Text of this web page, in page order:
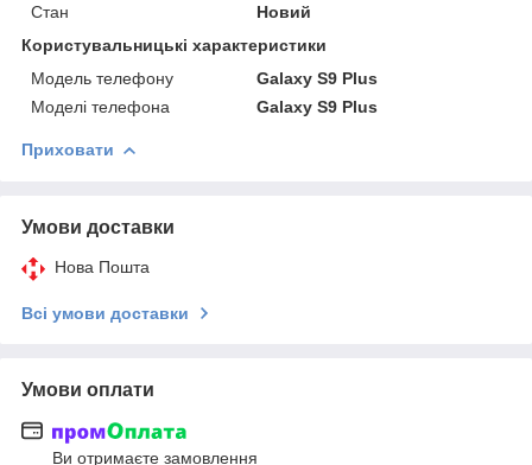
Стан
Новий
Користувальницькі характеристики
Модель телефону
Galaxy S9 Plus
Моделі телефона
Galaxy S9 Plus
Приховати
Умови доставки
Нова Пошта
Всі умови доставки
Умови оплати
Ви отримаєте замовлення